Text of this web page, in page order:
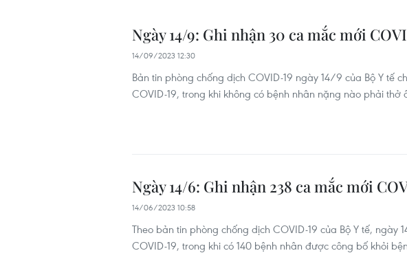
Ngày 14/9: Ghi nhận 30 ca mắc mới
14/09/2023 12:30
Bản tin phòng chống dịch COVID-19 ngày 14/9 của Bộ Y tế
COVID-19, trong khi không có bệnh nhân nặng nào phải thở
Ngày 14/6: Ghi nhận 238 ca mắc mới
14/06/2023 10:58
Theo bản tin phòng chống dịch COVID-19 của Bộ Y tế,
COVID-19, trong khi có 140 bệnh nhân được công bố khỏi